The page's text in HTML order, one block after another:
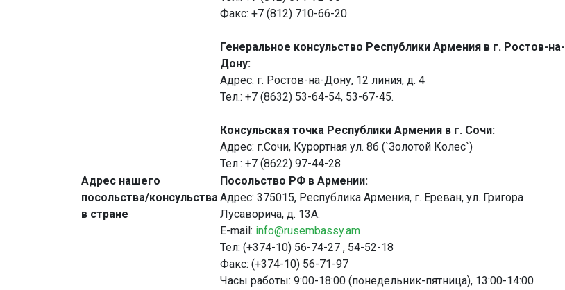
Факс: +7 (812) 710-66-20
Генеральное консульство Республики Армения в г. Ростов-на-
Дону:
Адрес: г. Ростов-на-Дону, 12 линия, д. 4
Тел.: +7 (8632) 53-64-54, 53-67-45.
Консульская точка Республики Армения в г. Сочи:
Адрес: г.Сочи, Курортная ул. 8б (`Золотой Колес`)
Тел.: +7 (8622) 97-44-28
Адрес нашего
посольства/консульства
в стране
Посольство РФ в Армении:
Адрес: 375015, Республика Армения, г. Ереван, ул. Григора
Лусаворича, д. 13А.
Е-mail: info@rusembassy.am
Тел: (+374-10) 56-74-27 , 54-52-18
Факс: (+374-10) 56-71-97
Часы работы: 9:00-18:00 (понедельник-пятница), 13:00-14:00